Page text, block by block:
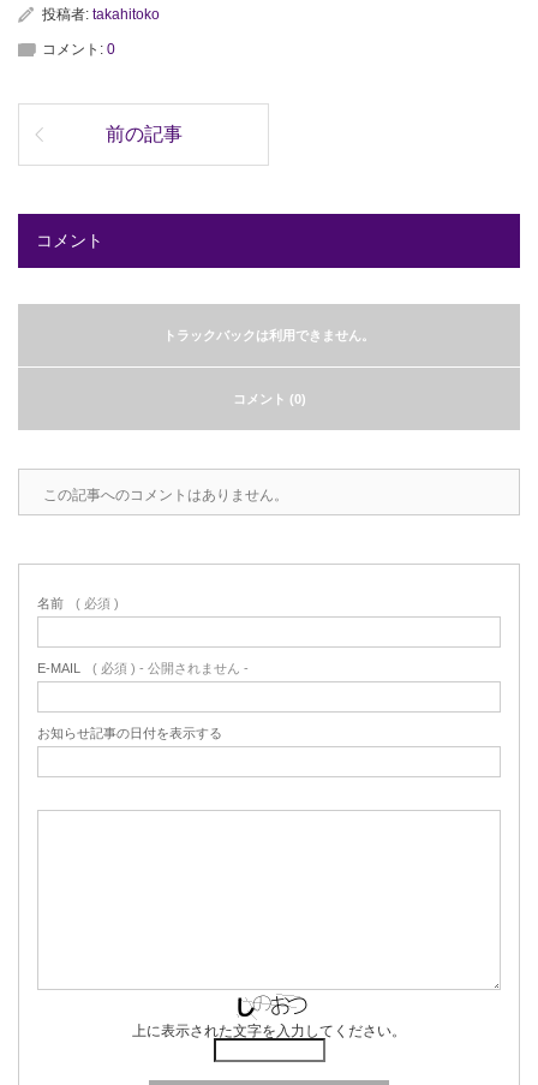
投稿者: takahitoko
コメント: 0
前の記事
コメント
トラックバックは利用できません。
コメント (0)
この記事へのコメントはありません。
名前 ( 必須 )
E-MAIL ( 必須 ) - 公開されません -
お知らせ記事の日付を表示する
上に表示された文字を入力してください。